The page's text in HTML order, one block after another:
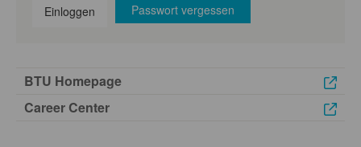
Einloggen Passwort vergessen
BTU Homepage
Career Center